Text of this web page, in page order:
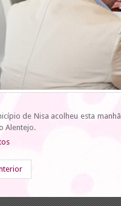
de Nisa acolheu esta
Alentejo.